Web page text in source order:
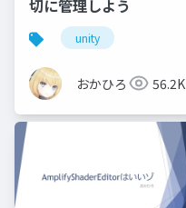
切に管理しよう
unity
おかひろ 56.2K